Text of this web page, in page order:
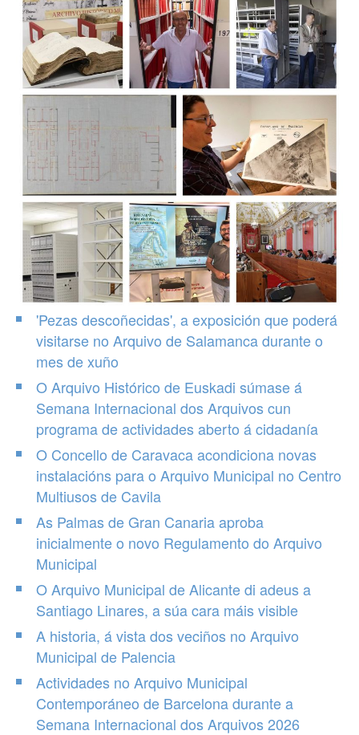
'Pezas descoñecidas', a exposición que poderá
visitarse no Arquivo de Salamanca durante o
mes de xuño
O Arquivo Histórico de Euskadi súmase á
Semana Internacional dos Arquivos cun
programa de actividades aberto á cidadanía
O Concello de Caravaca acondiciona novas
instalacións para o Arquivo Municipal no Centro
Multiusos de Cavila
As Palmas de Gran Canaria aproba
inicialmente o novo Regulamento do Arquivo
Municipal
O Arquivo Municipal de Alicante di adeus a
Santiago Linares, a súa cara máis visible
A historia, á vista dos veciños no Arquivo
Municipal de Palencia
Actividades no Arquivo Municipal
Contemporáneo de Barcelona durante a
Semana Internacional dos Arquivos 2026